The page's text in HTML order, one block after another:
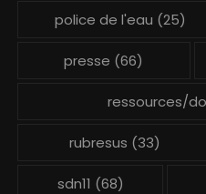
police de l'eau (25)
presse (66)
ressources/
rubresus (33)
sdn11 (68)